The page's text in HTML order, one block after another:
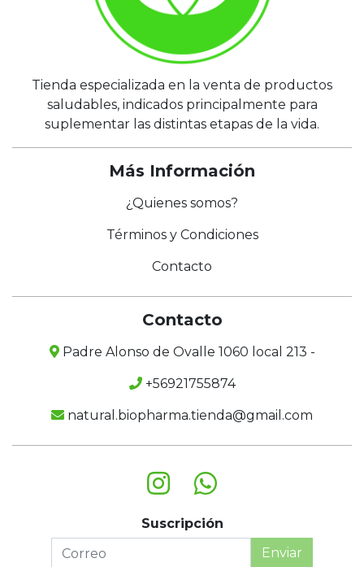
Tienda especializada en la venta de productos
saludables, indicados principalmente para
suplementar las distintas etapas de la vida.
Más Información
¿Quienes somos?
Términos y Condiciones
Contacto
Contacto
Padre Alonso de Ovalle 1060 local 213 -
+56921755874
natural.biopharma.tienda@gmail.com
Suscripción
Enviar